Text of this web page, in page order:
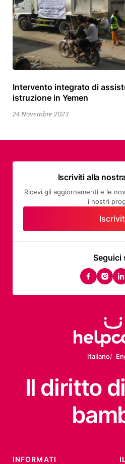
Intervento integrato di
istruzione in Yemen
24 Novembre 2023
24
Novembre
2023
Seguici
facebook
Iscriviti alla
Ricevi gli aggiornamenti e le
i nostri
Italiano
Il diritto
INFORMATI